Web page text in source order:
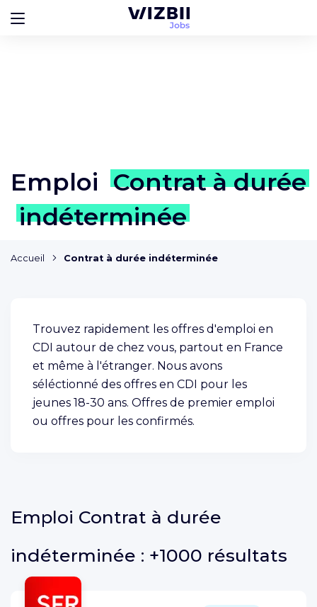
Emploi Contrat à durée
indéterminée
Accueil Contrat à durée indéterminée
Trouvez rapidement les offres d'emploi en
CDI autour de chez vous, partout en France
et même à l'étranger. Nous avons
séléctionné des offres en CDI pour les
jeunes 18-30 ans. Offres de premier emploi
ou offres pour les confirmés.
Emploi Contrat à durée
indéterminée : +1000 résultats